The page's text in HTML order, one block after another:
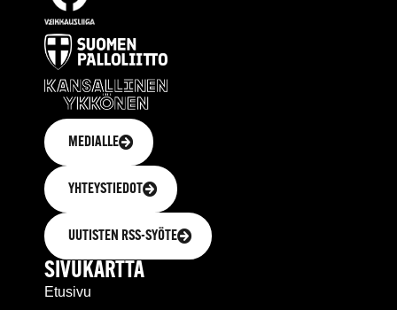
MEDIALLE
YHTEYSTIEDOT
UUTISTEN RSS-SYÖTE
SIVUKARTTA
Etusivu